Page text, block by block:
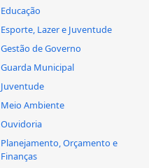
Educação
Esporte, Lazer e Juventude
Gestão de Governo
Guarda Municipal
Juventude
Meio Ambiente
Ouvidoria
Planejamento, Orçamento e
Finanças